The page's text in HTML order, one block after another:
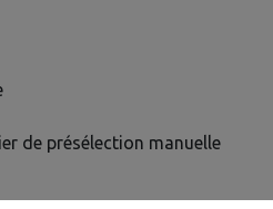
de présélection manuelle